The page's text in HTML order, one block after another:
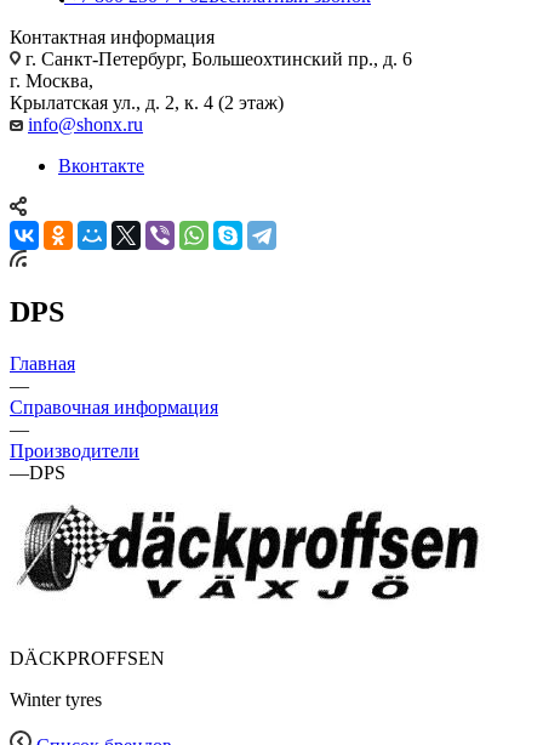
Контактная информация
г. Санкт-Петербург, Большеохтинский пр., д. 6
г. Москва,
Крылатская ул., д. 2, к. 4 (2 этаж)
info@shonx.ru
Вконтакте
DPS
Главная
—
Справочная информация
—
Производители
—DPS
DÄCKPROFFSEN
Winter tyres